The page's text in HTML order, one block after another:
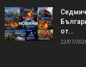
от...
22/07/